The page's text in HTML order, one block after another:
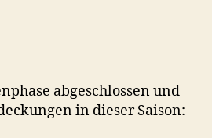
abgeschlossen und
in dieser Saison: